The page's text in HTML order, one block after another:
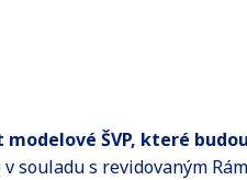
ŠVP, které
souladu s revidovaným